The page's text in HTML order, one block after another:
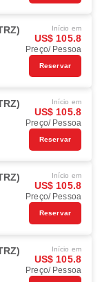
Início em
US$ 105.8
Preço/ Pessoa
Reservar
Início em
US$ 105.8
Preço/ Pessoa
Reservar
Início em
US$ 105.8
Preço/ Pessoa
Reservar
Início em
US$ 105.8
Preço/ Pessoa